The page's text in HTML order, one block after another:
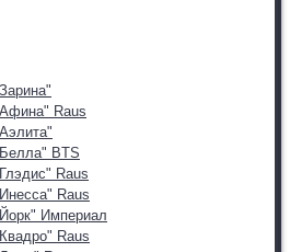
Raus
BTS
Raus
Raus
Империал
Raus